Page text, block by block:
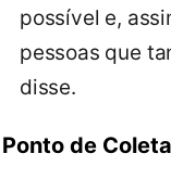
possível e,
pessoas que
disse.
Ponto de Coleta